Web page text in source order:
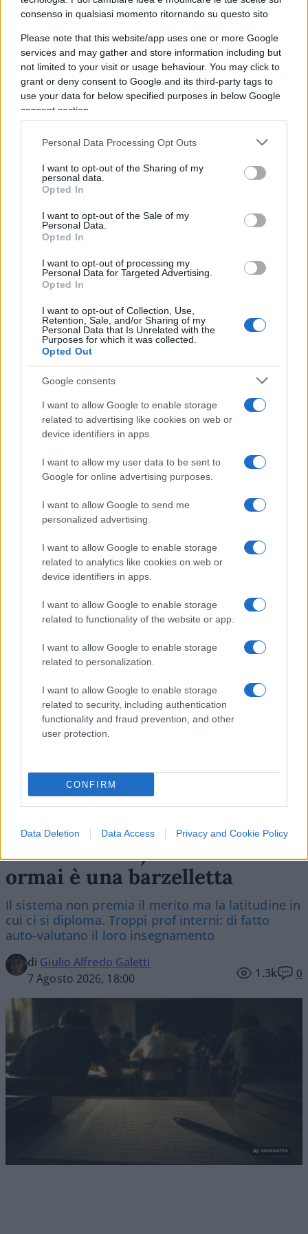
consenso in qualsiasi momento ritornando su questo sito
Please note that this website/app uses one or more Google
services and may gather and store information including but
not limited to your visit or usage behaviour. You may click to
grant or deny consent to Google and its third-party tags to
use your data for below specified purposes in below Google
consent section.
Personal Data Processing Opt Outs
I want to opt-out of the Sharing of my
personal data.
Opted In
I want to opt-out of the Sale of my
Personal Data.
Opted In
I want to opt-out of processing my
Personal Data for Targeted Advertising.
Opted In
I want to opt-out of Collection, Use,
Retention, Sale, and/or Sharing of my
Personal Data that Is Unrelated with the
Purposes for which it was collected.
Opted Out
Google consents
I want to allow Google to enable storage
related to advertising like cookies on web or
device identifiers in apps.
I want to allow my user data to be sent to
Google for online advertising purposes.
I want to allow Google to send me
personalized advertising.
I want to allow Google to enable storage
related to analytics like cookies on web or
device identifiers in apps.
I want to allow Google to enable storage
related to functionality of the website or app.
I want to allow Google to enable storage
related to personalization.
I want to allow Google to enable storage
related to security, including authentication
functionality and fraud prevention, and other
user protection.
CONFIRM
Data Deletion Data Access Privacy and Cookie Policy
sono accusati a processo per aggressioni, lotta
armata, eccetera. Lo vogliono considerare un
bene comune di Torino e noi vogliamo dare
lezioni all’Ungheria, è incredibile”.
Il conduttore diRadio24ha concluso il suo
editoriale di inizio trasmissione commentando le
Sinner: “Ho visto il meraviglioso Sinner, un po’
scocciato, andare anche al Quirinale dopo che è
stato ricevuto a Palazzo Chigi. Queste istituzioni,
questi palazzi ormai sono diventati un po’ come
vinto un torneo internazionale incassando tanti
soldi. È una roba che avviene solo in Italia e che io
trovo senza senso”.
#GIUSEPPE CRUCIANI #ILARIA SALIS
Vignetta del 07/08/2026
Vai all'archivio delle vignette
Più lodi al Sud che al Nord (e
relativi bonus). La maturità
ormai è una barzelletta
Il sistema non premia il merito ma la latitudine in
cui ci si diploma. Troppi prof interni: di fatto
auto-valutano il loro insegnamento
di Giulio Alfredo Galetti
7 Agosto 2026, 18:00
1.3k 0